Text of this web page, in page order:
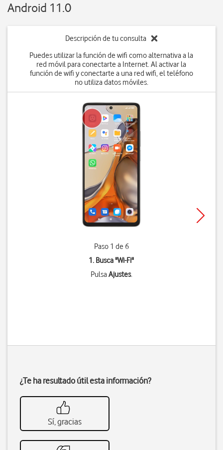
Android 11.0
Descripción de tu consulta
Puedes utilizar la función de wifi como alternativa a la
red móvil para conectarte a Internet. Al activar la
función de wifi y conectarte a una red wifi, el teléfono
no utiliza datos móviles.
Paso 1 de 6
1. Busca "Wi-Fi"
PulsaAjustes.
¿Te ha resultado útil esta información?
Sí, gracias